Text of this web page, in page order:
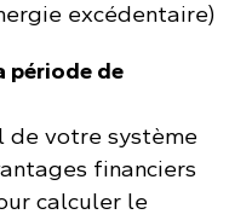
excédentaire)
période de
de votre système
financiers
calculer le